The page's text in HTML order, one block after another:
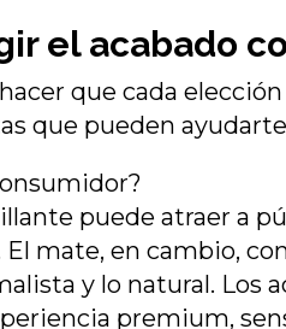
el acabado
que cada
que pueden
puede atraer a
El mate, en cambio,
y lo natural. Los
premium,